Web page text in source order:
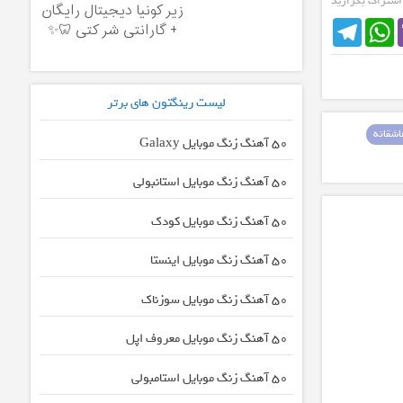
TelegramWhatsApp
زیرکونیا دیجیتال رایگان
+ گارانتی شرکتی 🦷✨
لیست رینگتون های برتر
50 آهنگ زنگ موبایل Galaxy
50 آهنگ زنگ موبایل استانبولی
50 آهنگ زنگ موبایل کودک
50 آهنگ زنگ موبایل اینستا
50 آهنگ زنگ موبایل سوزناک
50 آهنگ زنگ موبایل معروف اپل
50 آهنگ زنگ موبایل استامبولی